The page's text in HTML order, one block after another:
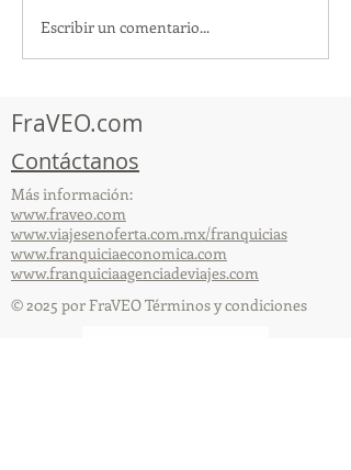
TourTravelynByFraveo
participó en la
Escribir un comentario...
FraVEO.com
Contáctanos
Más información:
www.fraveo.com
www.viajesenoferta.com.mx/franquicias
www.franquiciaeconomica.com
www.franquiciaagenciadeviajes.com
© 2025 por FraVEO Términos y condiciones